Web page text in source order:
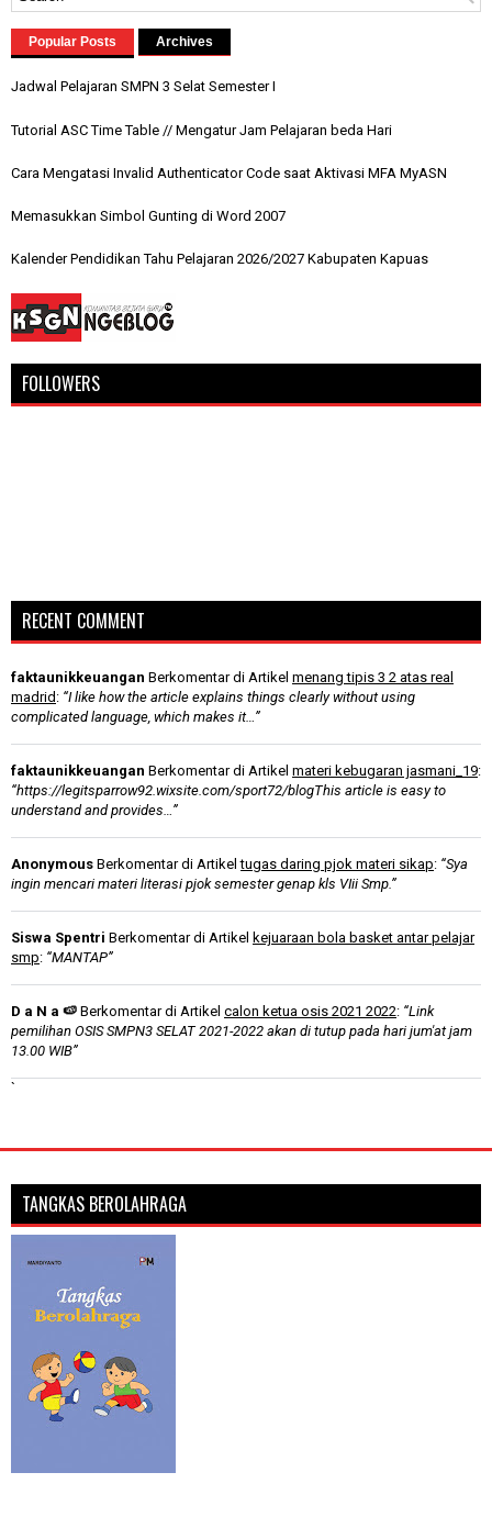
Popular Posts Archives
Jadwal Pelajaran SMPN 3 Selat Semester I
Tutorial ASC Time Table // Mengatur Jam Pelajaran beda Hari
Cara Mengatasi Invalid Authenticator Code saat Aktivasi MFA MyASN
Memasukkan Simbol Gunting di Word 2007
Kalender Pendidikan Tahu Pelajaran 2026/2027 Kabupaten Kapuas
FOLLOWERS
RECENT COMMENT
faktaunikkeuangan Berkomentar di Artikel menang tipis 3 2 atas real
madrid : “I like how the article explains things clearly without using
complicated language, which makes it…”
faktaunikkeuangan Berkomentar di Artikel materi kebugaran jasmani_19:
“https://legitsparrow92.wixsite.com/sport72/blogThis article is easy to
understand and provides…”
Anonymous Berkomentar di Artikeltugas daring pjok materi sikap: “Sya
ingin mencari materi literasi pjok semester genap kls VIii Smp.”
Siswa Spentri Berkomentar di Artikel kejuaraan bola basket antar pelajar
smp: “MANTAP”
D a N a 🍉 Berkomentar di Artikel calon ketua osis 2021 2022: “Link
pemilihan OSIS SMPN3 SELAT 2021-2022 akan di tutup pada hari jum'at jam
13.00 WIB”
`
TANGKAS BEROLAHRAGA